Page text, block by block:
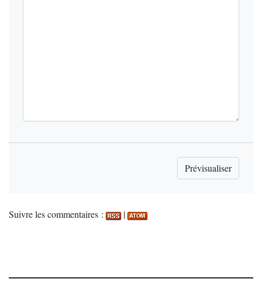
Suivre les commentaires : |